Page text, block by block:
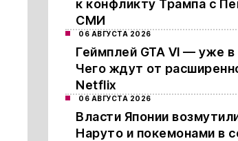
к конфликту Трампа с
СМИ
06 АВГУСТА 2026
Геймплей GTA VI — уже в
Чего ждут от
Netflix
06 АВГУСТА 2026
Власти Японии
Наруто и покемонами в